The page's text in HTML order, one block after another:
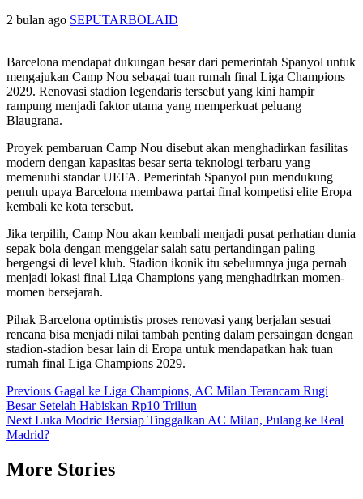
2 bulan ago SEPUTARBOLAID
Barcelona mendapat dukungan besar dari pemerintah Spanyol untuk
mengajukan Camp Nou sebagai tuan rumah final Liga Champions
2029. Renovasi stadion legendaris tersebut yang kini hampir
rampung menjadi faktor utama yang memperkuat peluang
Blaugrana.
Proyek pembaruan Camp Nou disebut akan menghadirkan fasilitas
modern dengan kapasitas besar serta teknologi terbaru yang
memenuhi standar UEFA. Pemerintah Spanyol pun mendukung
penuh upaya Barcelona membawa partai final kompetisi elite Eropa
kembali ke kota tersebut.
Jika terpilih, Camp Nou akan kembali menjadi pusat perhatian dunia
sepak bola dengan menggelar salah satu pertandingan paling
bergengsi di level klub. Stadion ikonik itu sebelumnya juga pernah
menjadi lokasi final Liga Champions yang menghadirkan momen-
momen bersejarah.
Pihak Barcelona optimistis proses renovasi yang berjalan sesuai
rencana bisa menjadi nilai tambah penting dalam persaingan dengan
stadion-stadion besar lain di Eropa untuk mendapatkan hak tuan
rumah final Liga Champions 2029.
Post
navigation
Previous Gagal ke Liga Champions, AC Milan Terancam Rugi
Besar Setelah Habiskan Rp10 Triliun
Next Luka Modric Bersiap Tinggalkan AC Milan, Pulang ke Real
Madrid?
More Stories